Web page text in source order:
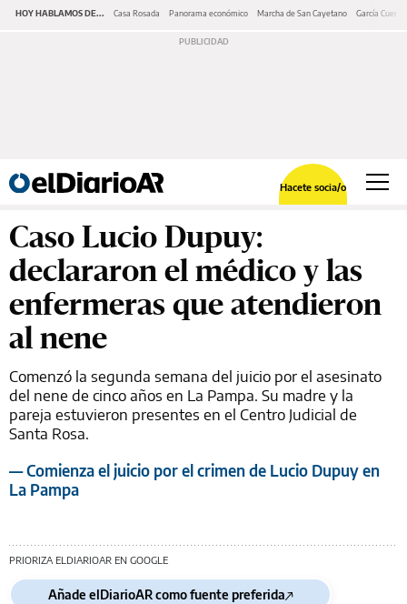
HOY HABLAMOS DE... Casa Rosada Panorama económico Marcha de San Cayetano García Cuerva
Hacete socia/o
Caso Lucio Dupuy:
declararon el médico y las
enfermeras que atendieron
al nene
Comenzó la segunda semana del juicio por el asesinato
del nene de cinco años en La Pampa. Su madre y la
pareja estuvieron presentes en el Centro Judicial de
Santa Rosa.
— Comienza el juicio por el crimen de Lucio Dupuy en
La Pampa
PRIORIZA ELDIARIOAR EN GOOGLE
Añade elDiarioAR como fuente preferida